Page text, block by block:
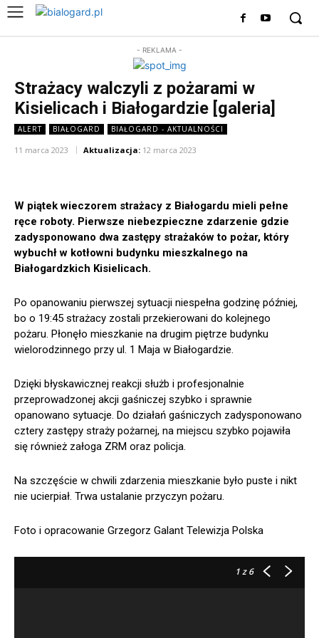
- REKLAMA -
Strażacy walczyli z pożarami w
Kisielicach i Białogardzie [galeria]
ALERT BIAŁOGARD BIAŁOGARD - AKTUALNOŚCI
11 marca 2023 Aktualizacja: 12 marca 2023
W piątek wieczorem strażacy z Białogardu mieli pełne
ręce roboty. Pierwsze niebezpieczne zdarzenie gdzie
zadysponowano dwa zastępy strażaków to pożar, który
wybuchł w kotłowni budynku mieszkalnego na
Białogardzkich Kisielicach.
Po opanowaniu pierwszej sytuacji niespełna godzinę później,
bo o 19:45 strażacy zostali przekierowani do kolejnego
pożaru. Płonęło mieszkanie na drugim piętrze budynku
wielorodzinnego przy ul. 1 Maja w Białogardzie.
Dzięki błyskawicznej reakcji służb i profesjonalnie
przeprowadzonej akcji gaśniczej szybko i sprawnie
opanowano sytuacje. Do działań gaśniczych zadysponowano
cztery zastępy straży pożarnej, na miejscu szybko pojawiła
się również załoga ZRM oraz policja.
Na szczęście w chwili zdarzenia mieszkanie było puste i nikt
nie ucierpiał. Trwa ustalanie przyczyn pożaru.
Foto i opracowanie Grzegorz Galant Telewizja Polska
1z 6